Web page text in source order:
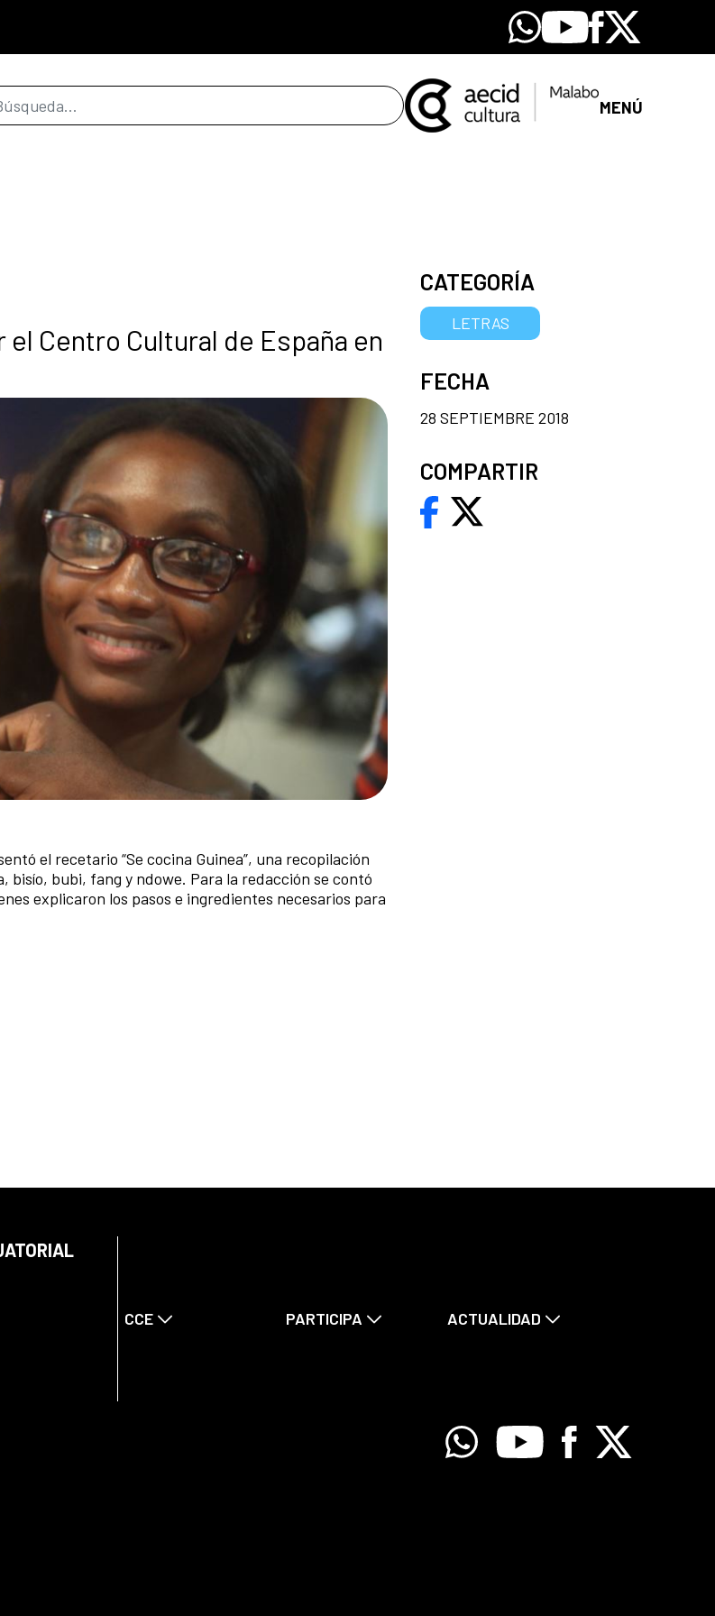
Whatsapp
YoutubeFacebook
X
de búsqueda MENÚ
Centro Cultural de España en
el recetario “Se cocina Guinea”, una recopilación
bisío, bubi, fang y ndowe. Para la redacción se contó
explicaron los pasos e ingredientes necesarios para
CATEGORÍA
LETRAS
FECHA
28 SEPTIEMBRE 2018
COMPARTIR
CCE PARTICIPA ACTUALIDAD
WhatsappYoutube Facebook
X